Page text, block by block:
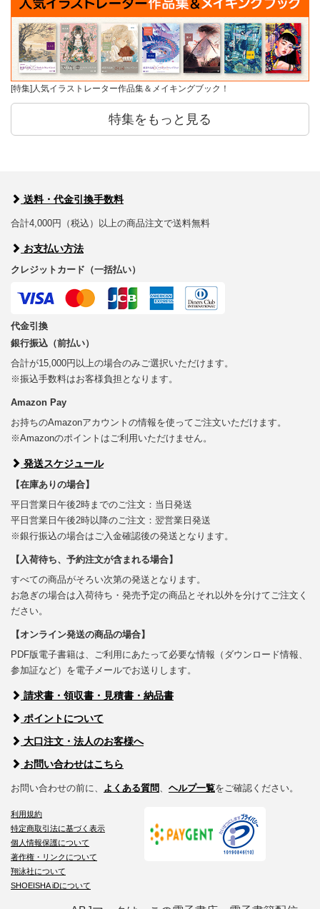
[特集]人気イラストレーター作品集＆メイキングブック！
特集をもっと見る
送料・代金引換手数料
合計4,000円（税込）以上の商品注文で送料無料
お支払い方法
クレジットカード（一括払い）
代金引換
銀行振込（前払い）
合計が15,000円以上の場合のみご選択いただけます。
※振込手数料はお客様負担となります。
Amazon Pay
お持ちのAmazonアカウントの情報を使ってご注文いただけます。
※Amazonのポイントはご利用いただけません。
発送スケジュール
【在庫ありの場合】
平日営業日午後2時までのご注文：当日発送
平日営業日午後2時以降のご注文：翌営業日発送
※銀行振込の場合はご入金確認後の発送となります。
【入荷待ち、予約注文が含まれる場合】
すべての商品がそろい次第の発送となります。
お急ぎの場合は入荷待ち・発売予定の商品とそれ以外を分けてご注文く
ださい。
【オンライン発送の商品の場合】
PDF版電子書籍は、ご利用にあたって必要な情報（ダウンロード情報、
参加証など）を電子メールでお送りします。
請求書・領収書・見積書・納品書
ポイントについて
大口注文・法人のお客様へ
お問い合わせはこちら
お問い合わせの前に、 よくある質問、 ヘルプ一覧をご確認ください。
利用規約
特定商取引法に基づく表示
個人情報保護について
著作権・リンクについて
翔泳社について
SHOEISHA iDについて